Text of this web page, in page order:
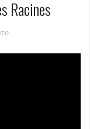
Racines